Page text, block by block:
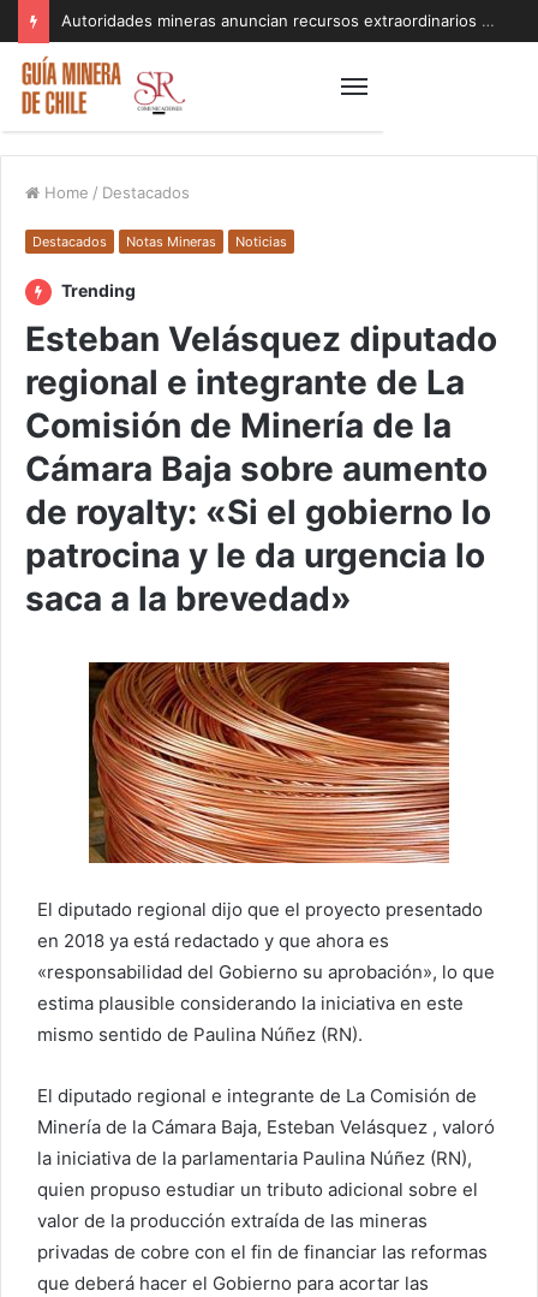
Autoridades mineras anuncian recursos extraordinarios para pequeños mineros afectados por el sistema frontal en Coquimbo y Atacama
Home / Destacados
Destacados Notas Mineras Noticias
Trending
Esteban Velásquez diputado
regional e integrante de La
Comisión de Minería de la
Cámara Baja sobre aumento
de royalty: «Si el gobierno lo
patrocina y le da urgencia lo
saca a la brevedad»
El diputado regional dijo que el proyecto presentado
en 2018 ya está redactado y que ahora es
«responsabilidad del Gobierno su aprobación», lo que
estima plausible considerando la iniciativa en este
mismo sentido de Paulina Núñez (RN).
El diputado regional e integrante de La Comisión de
Minería de la Cámara Baja, Esteban Velásquez , valoró
la iniciativa de la parlamentaria Paulina Núñez (RN),
quien propuso estudiar un tributo adicional sobre el
valor de la producción extraída de las mineras
privadas de cobre con el fin de financiar las reformas
que deberá hacer el Gobierno para acortar las